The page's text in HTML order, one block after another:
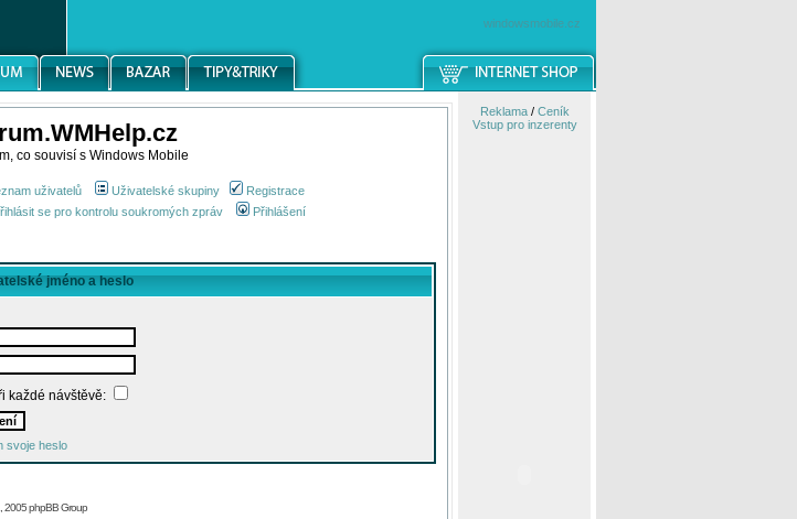
windowsmobile.cz
co souvisí s Windows Mobile
uživatelů Uživatelské skupiny
Registrace
se pro kontrolu soukromých zpráv Přihlášení
jméno a heslo
každé návštěvě:
svoje heslo
2005 phpBB Group
Reklama/ Ceník
Vstup pro inzerenty